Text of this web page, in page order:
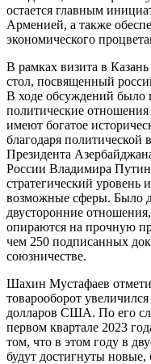
остается главным
Арменией, а также
экономического
В рамках визита в
стол, посвященный
В ходе обсуждений было
политические
имеют богатое
благодаря
Президента
России Владимира
стратегический уровень
возможные сферы. Было
двусторонние
опираются на прочную
чем 250 подписанных
союзничестве.
Шахин Мустафаев
товарооборот
долларов США. По его
первом квартале 2023
том, что в этом году в
будут достигнуты новые,